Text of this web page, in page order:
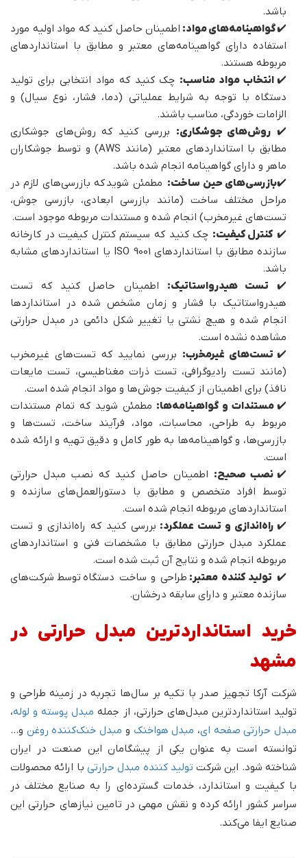
باشد.
✔️گواهینامه‌های مواد: اطمینان حاصل کنید که مواد اولیه مورد
استفاده دارای گواهینامه‌های معتبر و مطابق با استانداردهای
مربوطه هستند.
✔️انتخاب مواد مناسب: چک کنید که مواد انتخابی برای تولید
دستگاه با توجه به شرایط عملیاتی (دما، فشار، نوع سیال) و
الزامات خوردگی، مناسب باشند.
✔️ روش‌های جوشکاری: بررسی کنید که روش‌های جوشکاری
مطابق با استانداردهای معتبر (مانند AWS) و توسط جوشکاران
ماهر و دارای گواهینامه انجام شده باشد.
✔️بازرسی‌های حین ساخت: مطمئن شوید که بازرسی‌های لازم در
مراحل مختلف ساخت (مانند بازرسی ابعادی، بازرسی جوش،
تست‌های غیرمخرب) انجام شده و مستندات مربوطه موجود است.
✔️کنترل کیفیت: چک کنید که سیستم کنترل کیفیت در کارخانه
سازنده مطابق با استانداردهای ISO 9001 یا استانداردهای مشابه
باشد.
✔️ تست هیدرواستاتیک: اطمینان حاصل کنید که تست
هیدرواستاتیک با فشار و زمان مشخص شده در استانداردها
انجام شده و هیچ نشتی یا تغییر شکل دائمی در مبدل حرارتی
مشاهده نشده است.
✔️تست‌های غیرمخرب: بررسی نمایید که تست‌های غیرمخرب
(مانند تست رادیوگرافی، تست ذرات مغناطیسی، تست مایعات
نافذ) برای اطمینان از کیفیت جوش‌ها و مواد انجام شده است.
✔️ مستندات و گواهینامه‌ها: مطمئن شوید که تمام مستندات
مربوط به طراحی، محاسبات، مواد، فرآیند ساخت، تست‌ها و
بازرسی‌ها، و گواهینامه‌ها به طور کامل و دقیق تهیه و ارائه شده
است.
✔️نصب صحیح: اطمینان حاصل کنید که نصب مبدل حرارتی
توسط افراد متخصص و مطابق با دستورالعمل‌های سازنده و
استانداردهای مربوطه انجام شده است.
✔️ راه‌اندازی و تست عملکرد: بررسی کنید که راه‌اندازی و تست
عملکرد مبدل حرارتی مطابق با مشخصات فنی و استانداردهای
مربوطه انجام شده و نتایج آن ثبت شده است.
✔️ تولید کننده معتبر: طراحی و ساخت دستگاه توسط شرکت‌های
سازنده معتبر و دارای سابقه درخشان.
خرید استانداردترین مبدل حرارتی در
مشهد
شرکت آرکا تجهیز صدر با تکیه بر سال‌ها تجربه در زمینه طراحی و
تولید استانداردترین مبدل‌های حرارتی، از جمله مبدل‌ پوسته و لوله،
مبدل حرارتی صفحه ای، مبدل هواخنک و مبدل خنک‌کننده‌ روغن و...
توانسته است به عنوان یکی از پیشگامان این صنعت در ایران
شناخته شود. این شرکت تولید کننده مبدل حرارتی با ارائه محصولات
با کیفیت و استاندارد، خدمات گسترده‌ای را به صنایع مختلف در
سراسر کشور ارائه کرده و نقش مهمی در تامین نیازهای حرارتی این
صنایع ایفا می‌کند.